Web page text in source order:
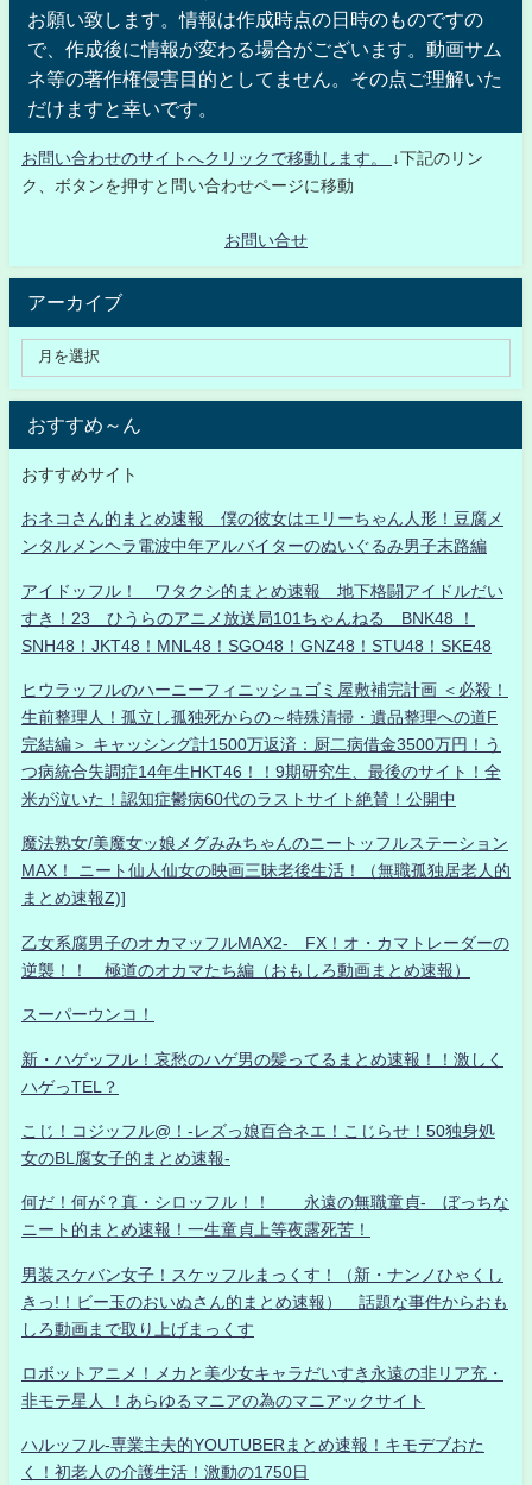
お願い致します。情報は作成時点の日時のものですの
で、作成後に情報が変わる場合がございます。動画サム
ネ等の著作権侵害目的としてません。その点ご理解いた
だけますと幸いです。
お問い合わせのサイトへクリックで移動します。
↓下記のリン
ク、ボタンを押すと問い合わせページに移動
お問い合せ
アーカイブ
おすすめ～ん
おすすめサイト
おネコさん的まとめ速報 僕の彼女はエリーちゃん人形！豆腐メ
ンタルメンヘラ電波中年アルバイターのぬいぐるみ男子末路編
アイドッフル！ ワタクシ的まとめ速報 地下格闘アイドルだい
すき！23 ひうらのアニメ放送局101ちゃんねる BNK48 ！
SNH48！JKT48！MNL48！SGO48！GNZ48！STU48！SKE48
ヒウラッフルのハーニーフィニッシュゴミ屋敷補完計画 ＜必殺！
生前整理人！孤立し孤独死からの～特殊清掃・遺品整理への道F
完結編＞ キャッシング計1500万返済：厨二病借金3500万円！う
つ病統合失調症14年生HKT46！！9期研究生、最後のサイト！全
米が泣いた！認知症鬱病60代のラストサイト絶賛！公開中
魔法熟女/美魔女ッ娘メグみみちゃんのニートッフルステーション
MAX！ ニート仙人仙女の映画三昧老後生活！（無職孤独居老人的
まとめ速報Z)]
乙女系腐男子のオカマッフルMAX2- FX！オ・カマトレーダーの
逆襲！！ 極道のオカマたち編（おもしろ動画まとめ速報）
スーパーウンコ！
新・ハゲッフル！哀愁のハゲ男の髪ってるまとめ速報！！激しく
ハゲっTEL？
こじ！コジッフル@！-レズっ娘百合ネエ！こじらせ！50独身処
女のBL腐女子的まとめ速報-
何だ！何が？真・シロッフル！！ 永遠の無職童貞- ぼっちな
ニート的まとめ速報！一生童貞上等夜露死苦！
男装スケバン女子！スケッフルまっくす！（新・ナンノひゃくし
きっ!！ビー玉のおいぬさん的まとめ速報） 話題な事件からおも
しろ動画まで取り上げまっくす
ロボットアニメ！メカと美少女キャラだいすき永遠の非リア充・
非モテ星人 ！あらゆるマニアの為のマニアックサイト
ハルッフル-専業主夫的YOUTUBERまとめ速報！キモデブおた
く！初老人の介護生活！激動の1750日